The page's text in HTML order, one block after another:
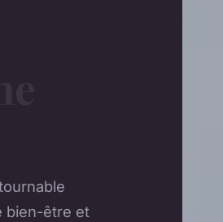
bien-être et